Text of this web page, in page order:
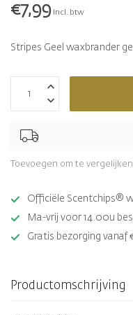
€7,99 Incl. btw
Stripes Geel waxbrander
Toevoegen om te vergelijken
Officiële Scentchips®
Ma-vrij voor 14.00u
Gratis bezorging vanaf
Productomschrijving